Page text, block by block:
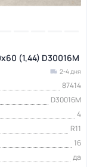
(1,44) D30016M
2-4 дня
87414
D30016M
4
R11
16
да